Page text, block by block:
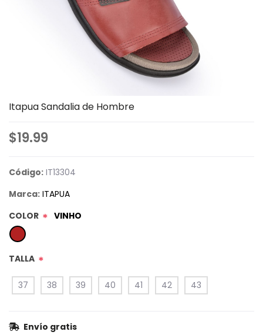
Itapua Sandalia de Hombre
$19.99
Código: IT13304
Marca: ITAPUA
COLOR * VINHO
TALLA *
37 38 39 40 41 42 43
Envío gratis